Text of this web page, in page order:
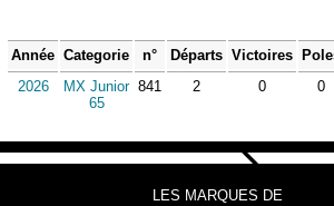
Année Categorie n° Départs Victoires
2026
MX Junior
65
841 2 0 0
LES MARQUES DE